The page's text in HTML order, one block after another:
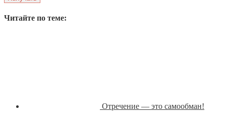
Читайте по теме:
Отречение — это самообман!